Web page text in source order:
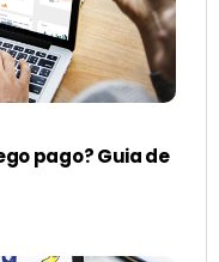
pago? Guia de